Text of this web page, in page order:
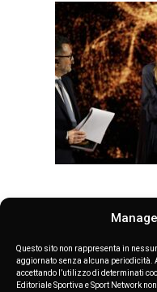
Questo sito non rappresenta in
aggiornato senza alcuna periodicità.
accettando l’utilizzo di determinati
Editoriale Sportiva e Sport Network